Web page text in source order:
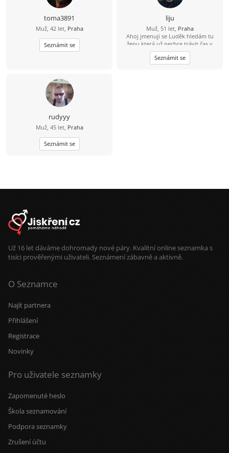
toma3891
Muž, 42 let, Praha
Seznámit se
liju
Muž, 51 let, Praha
Ahoj jmenuji se Luděk hledám tu
ženu která už nechce trávit čas v
samotě život je krátký pojďme si ho
pořádně užít :-) .
Seznámit se
rudyyy
Muž, 45 let, Praha
Seznámit se
Už 16 let dáváme dohromady nové páry. Kvalitní online seznamka s
tisíci prověřenými uživateli. Seznámení zábavně a aktivně.
O Seznamce
Najít partnera
Přihlášení
Registrace
Novinky
Pro uživatele seznamky
Zapomenuté heslo
Škola seznamování
Podpora seznamky
Zrušení účtu